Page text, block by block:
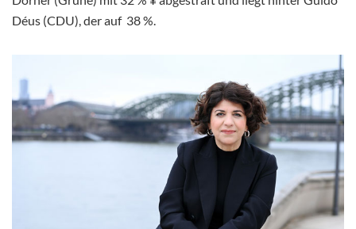
Déus (CDU), der auf 38 %.